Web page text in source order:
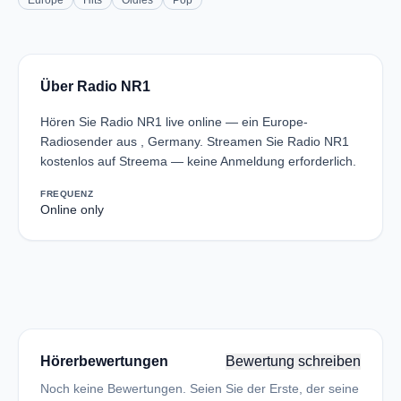
Über Radio NR1
Hören Sie Radio NR1 live online — ein Europe-
Radiosender aus , Germany. Streamen Sie Radio NR1
kostenlos auf Streema — keine Anmeldung erforderlich.
FREQUENZ
Online only
Hörerbewertungen Bewertung schreiben
Noch keine Bewertungen. Seien Sie der Erste, der seine